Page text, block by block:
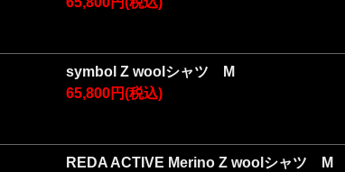
symbol Z woolシャツ M
65,800円(税込)
REDA ACTIVE Merino Z woolシャツ M